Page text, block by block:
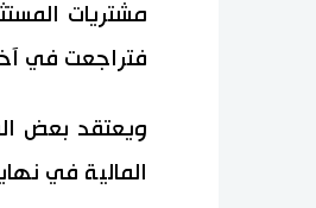
مشتريات
فتراجعت في
ويعتقد بعض
المالية في